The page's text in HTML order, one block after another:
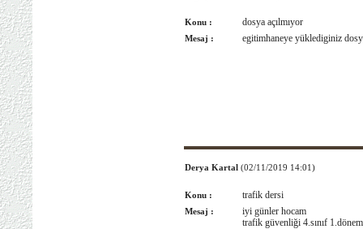
Konu : dosya açılmıyor
Mesaj : egitimhaneye yüklediginiz
Derya Kartal (02/11/2019 14:01)
Konu : trafik dersi
Mesaj :
iyi günler hocam
trafik güvenliği 4.sınıf